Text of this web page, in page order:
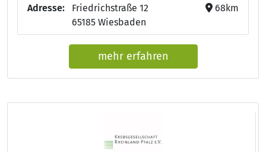
Adresse:
Friedrichstraße 12
65185 Wiesbaden
68km
mehr erfahren